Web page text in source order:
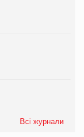
Всі журнали